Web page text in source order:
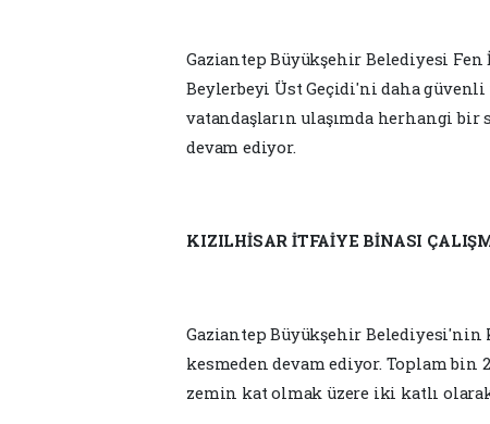
Gaziantep Büyükşehir Belediyesi
Beylerbeyi Üst Geçidi'ni daha
vatandaşların ulaşımda herhangi
devam ediyor.
KIZILHİSAR İTFAİYE BİNASI
Gaziantep Büyükşehir Belediyesi'nin
kesmeden devam ediyor. Toplam bin
zemin kat olmak üzere iki katlı